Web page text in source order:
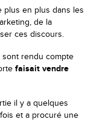
plus en plus dans les
de la
ces discours.
sont rendu compte
faisait vendre
il y a quelques
et a procuré une